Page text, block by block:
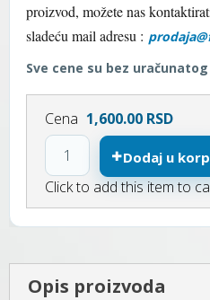
proizvod, možete nas
sladeću mail adresu :
Sve cene su bez
Cena 1,600.00 RSD
Dodaj u
Click to add this item to
Opis proizvoda